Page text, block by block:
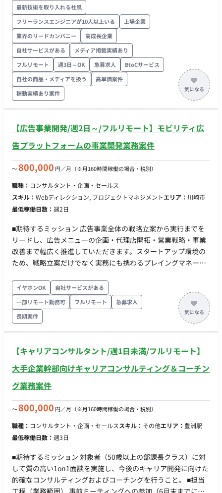
提案、関係者との合意形成を主導。 - ステークホルダーマネジ
メント: プロダクトに関わる社内外のステークホルダーマネジメ
ント。 - データドリブンなプロダクトマネジメント: データアナ
リティクスを担当するチームと連携し、ビジネス観点から仮説
検証。 - ドメイン知識の収集とユースケース創出: プロダクトに
関わるドメイン知識を社内外から収集し、EX/CX向上に繋がる
ユースケースを創出する。
最新技術を取り入れる社風
フリーランスエンジニアが10人以上いる
上場企業
業界のリードカンパニー
高成長企業
自社サービスがある
メディア掲載実績あり
フルリモート
週3日～OK 急募求人
BtoCサービス
自社の商品・メディアを扱う
高単価案件
稼動実績あり案件
【広告事業開発/週2日～/フルリモート】モビリティ広
告プラットフォームの事業開発業務案件
〜800,000 円／月 （※月160時間稼働の場合・税別）
職種： コンサルタント・企画・セールス
スキル： Webディレクション, プロジェクトマネジメントエリア： 川崎市
最低稼働日数： 週2日
■期待するミッション 広告事業全体の戦略立案から実行までを
リードし、広告メニューの企画・代理店開拓・営業戦略・事業
改善まで幅広く推進していただきます。スタートアップ環境の
ため、戦略立案だけでなく実務にも携わるプレイングマネージ
【広告プロダクト・広告メニュー開発】 広告メニューの企画・
設計 商品設計の標準化 媒体資料の整備 効果測定手法の企画・
設計 【代理店商流の構築】 広告代理店向け販売戦略の立案 広
告代理店の新規開拓 提案資料・営業資料の作成 代理店とのリレ
ーション構築 【広告主向け企画提案】 提案内容の企画・プラン
アントへの報告支援 【事業戦略・オペレーション改善】 事業戦
略への提言 営業・運用オペレーション改善 スキーム設計 将来
ト稼働：リモート可 稼働時間：平日10:00〜19:00のうち数時間
～を想定 契約期間：長期可
イヤホンOK
自社サービスがある
一部リモート勤務可
フルリモート
急募求人
長期案件
【キャリアコンサルタント/週1日未満/フルリモート】
大手企業幹部向けキャリアコンサルティング＆コーチン
グ業務案件
〜800,000 円／月 （※月160時間稼働の場合・税別）
職種： コンサルタント・企画・セールススキル： その他エリア： 豊洲駅
最低稼働日数： 週3日
■期待するミッション 対象者（50歳以上の部課長クラス）に対
して質の高い1on1面談を実施し、今後のキャリア開発に向けた
的確なコンサルティングおよびコーチングを行うこと。 ■担当
工程（業務範囲） 事前ミーティングへの参加（6月末までに実